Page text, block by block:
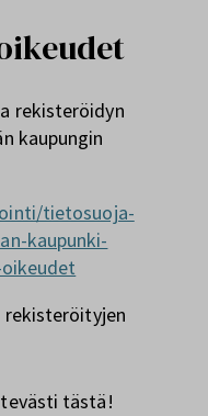
rekisteröidyn
kaupungin
tietosuoja-
kaupunki-
rekisteröityjen
tästä!